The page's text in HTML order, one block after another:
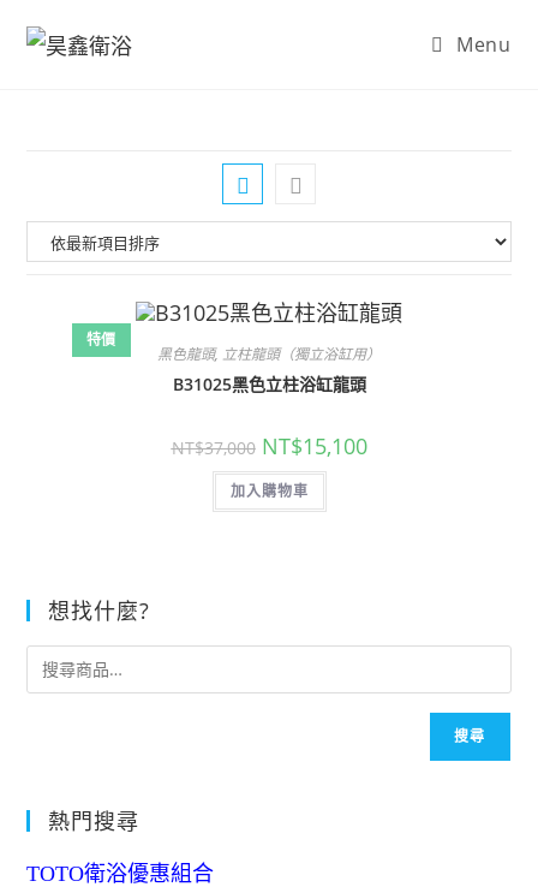
Menu
特價
黑色龍頭, 立柱龍頭（獨立浴缸用）
B31025黑色立柱浴缸龍頭
NT$37,000 原
始
價
格：
NT$37,000。
NT$15,100目
前
加入購物車
想找什麼?
搜尋
熱門搜尋
TOTO衛浴優惠組合